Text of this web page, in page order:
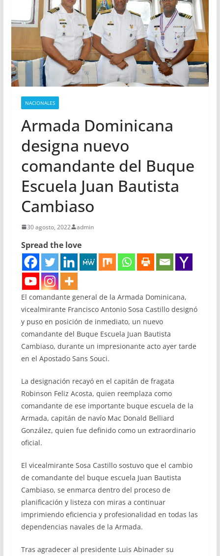
NACIONALES
Armada Dominicana
designa nuevo
comandante del Buque
Escuela Juan Bautista
Cambiaso
30 agosto, 2022 admin
Spread the love
El comandante general de la Armada Dominicana,
vicealmirante Francisco Antonio Sosa Castillo designó
y puso en posición de inmediato, un nuevo
comandante del Buque Escuela Juan Bautista
Cambiaso, durante un impresionante acto ayer tarde
en el Apostado Sans Souci.
La designación recayó en el capitán de fragata
Robinson Feliz Acosta, quien reemplaza como
comandante de ese importante buque escuela de la
Armada, capitán de navío Mac Donald Belliard
González, quien fue definido como un extraordinario
oficial.
El vicealmirante Sosa Castillo sostuvo que el cambio
de comandante del buque escuela Juan Bautista
Cambiaso, se enmarca dentro del proceso de
planificación y listeza con miras a continuar
imprimiendo eficiencia y profesionalidad en todas las
dependencias navales de la Armada.
Tras agradecer al presidente Luis Abinader su